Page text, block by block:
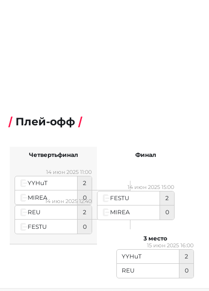
Плей-офф
YYHuT
2
MIREA
0
14 июн 2025 11:00
REU
2
FESTU
0
14 июн 2025 12:40
Четвертьфинал
FESTU
2
MIREA
0
14 июн 2025 15:00
Финал
YYHuT
2
REU
0
15 июн 2025 16:00
3 место